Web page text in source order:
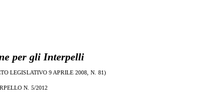
per gli Interpelli
LEGISLATIVO 9 APRILE 2008, N. 81)
N. 5/2012